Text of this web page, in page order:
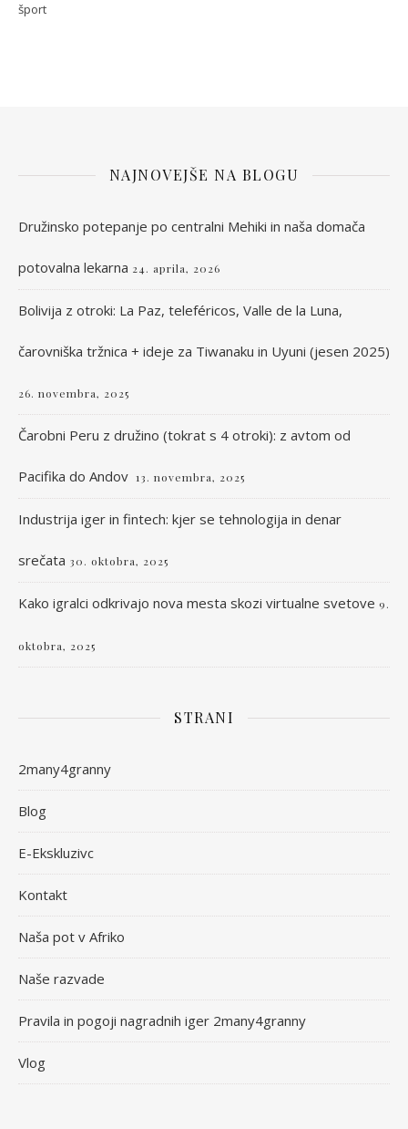
šport
NAJNOVEJŠE NA BLOGU
Družinsko potepanje po centralni Mehiki in naša domača
potovalna lekarna 24. aprila, 2026
Bolivija z otroki: La Paz, teleféricos, Valle de la Luna,
čarovniška tržnica + ideje za Tiwanaku in Uyuni (jesen 2025)
26. novembra, 2025
Čarobni Peru z družino (tokrat s 4 otroki): z avtom od
Pacifika do Andov 13. novembra, 2025
Industrija iger in fintech: kjer se tehnologija in denar
srečata 30. oktobra, 2025
Kako igralci odkrivajo nova mesta skozi virtualne svetove 9.
oktobra, 2025
STRANI
2many4granny
Blog
E-Ekskluzivc
Kontakt
Naša pot v Afriko
Naše razvade
Pravila in pogoji nagradnih iger 2many4granny
Vlog